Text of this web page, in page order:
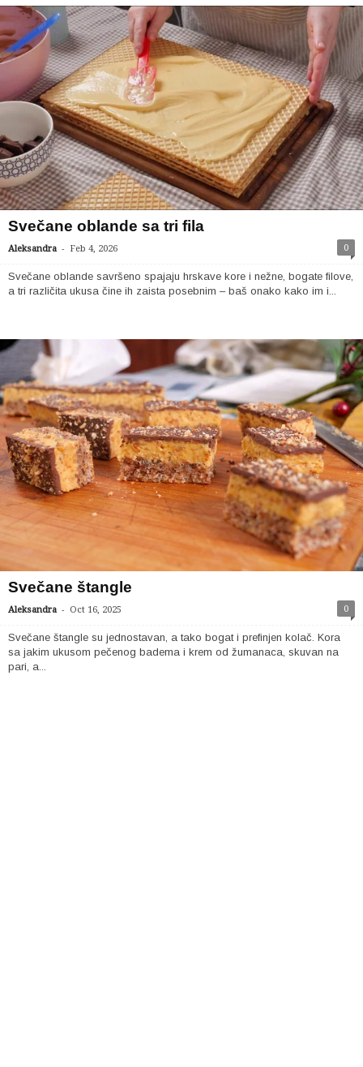
Svečane oblande sa tri fila
Aleksandra - Feb 4, 2026 0
Svečane oblande savršeno spajaju hrskave kore i nežne, bogate filove,
a tri različita ukusa čine ih zaista posebnim – baš onako kako im i...
Svečane štangle
Aleksandra - Oct 16, 2025 0
Svečane štangle su jednostavan, a tako bogat i prefinjen kolač. Kora
sa jakim ukusom pečenog badema i krem od žumanaca, skuvan na
pari, a...